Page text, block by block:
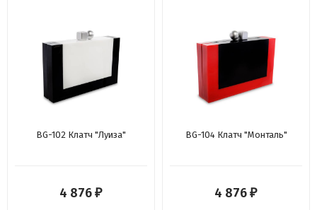
BG-102 Клатч "Луиза"
4 876 ₽
BG-104 Клатч "Монталь"
4 876 ₽